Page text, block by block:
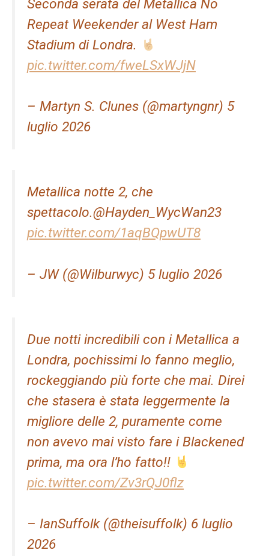
Seconda serata del Metallica No
Repeat Weekender al West Ham
Stadium di Londra.
pic.twitter.com/fweLSxWJjN
– Martyn S. Clunes (@martyngnr) 5
luglio 2026
Metallica notte 2, che
spettacolo.@Hayden_WycWan23
pic.twitter.com/1aqBQpwUT8
– JW (@Wilburwyc) 5 luglio 2026
Due notti incredibili con i Metallica a
Londra, pochissimi lo fanno meglio,
rockeggiando più forte che mai. Direi
che stasera è stata leggermente la
migliore delle 2, puramente come
non avevo mai visto fare i Blackened
prima, ma ora l’ho fatto!!
pic.twitter.com/Zv3rQJ0flz
– IanSuffolk (@theisuffolk) 6 luglio
2026